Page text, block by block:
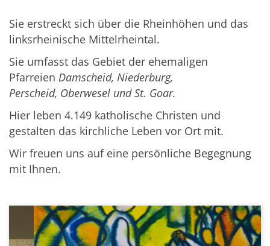
Sie erstreckt sich über die Rheinhöhen und das
linksrheinische Mittelrheintal.
Sie umfasst das Gebiet der ehemaligen
Pfarreien Damscheid, Niederburg,
Perscheid, Oberwesel und St. Goar.
Hier leben 4.149 katholische Christen und
gestalten das kirchliche Leben vor Ort mit.
Wir freuen uns auf eine persönliche Begegnung
mit Ihnen.